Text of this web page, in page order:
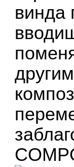
винда